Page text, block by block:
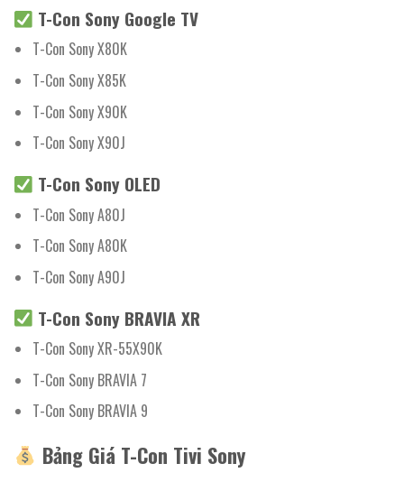
T-Con Sony Google TV
T-Con Sony X80K
T-Con Sony X85K
T-Con Sony X90K
T-Con Sony X90J
T-Con Sony OLED
T-Con Sony A80J
T-Con Sony A80K
T-Con Sony A90J
T-Con Sony BRAVIA XR
T-Con Sony XR-55X90K
T-Con Sony BRAVIA 7
T-Con Sony BRAVIA 9
Bảng Giá T-Con Tivi Sony